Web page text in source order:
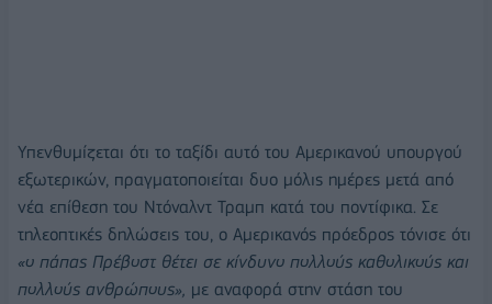
Υπενθυμίζεται ότι το ταξίδι αυτό του Αμερικανού υπουργού
εξωτερικών, πραγματοποιείται δυο μόλις ημέρες μετά από
νέα επίθεση του Ντόναλντ Τραμπ κατά του ποντίφικα. Σε
τηλεοπτικές δηλώσεις του, ο Αμερικανός πρόεδρος τόνισε ότι
«ο πάπας Πρέβοστ θέτει σε κίνδυνο πολλούς καθολικούς και
πολλούς ανθρώπους», με αναφορά στην στάση του